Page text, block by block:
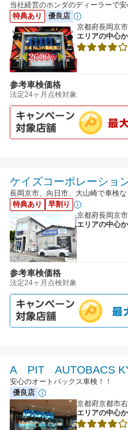
当社経営のホンダのディーラーで
特典あり
優良店
京都府長岡京
エリアの中心
参考車検価格
法定24ヶ月点検対象
ケイズコーポレーショ
長岡京市、向日市、大山崎で車検
特典あり
早割り
京都府長岡京
エリアの中心
参考車検価格
法定24ヶ月点検対象
A PIT AUTOBACS
安心のオートバックス車検！！
優良店
京都府京都市
エリアの中心